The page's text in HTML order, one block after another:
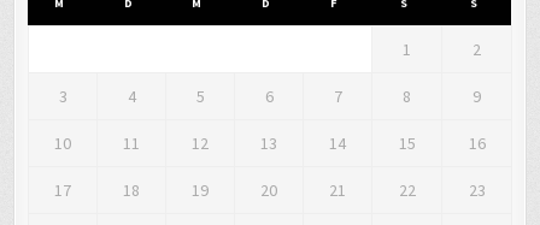
M D M D F S S
1 2
3 4 5 6 7 8 9
10 11 12 13 14 15 16
17 18 19 20 21 22 23